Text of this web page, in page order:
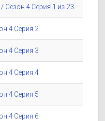
Сезон 4 Серия 1 из 23
4 Серия 2
4 Серия 3
4 Серия 4
4 Серия 5
4 Серия 6